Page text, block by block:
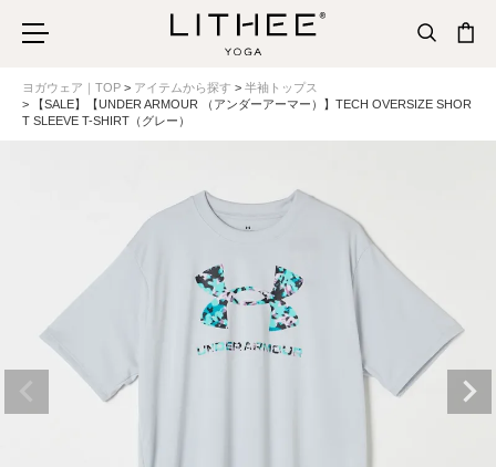
ヨガウェア｜TOP アイテムから探す
半袖トップス
【SALE】【UNDER ARMOUR （アンダーアーマー）】TECH OVERSIZE SHOR
T SLEEVE T-SHIRT（グレー）